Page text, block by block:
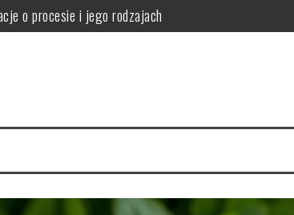
o procesie i jego rodzajach
ryzyka zdrowotne
przy profilu, szybach, okuciach i współczynniku Uw